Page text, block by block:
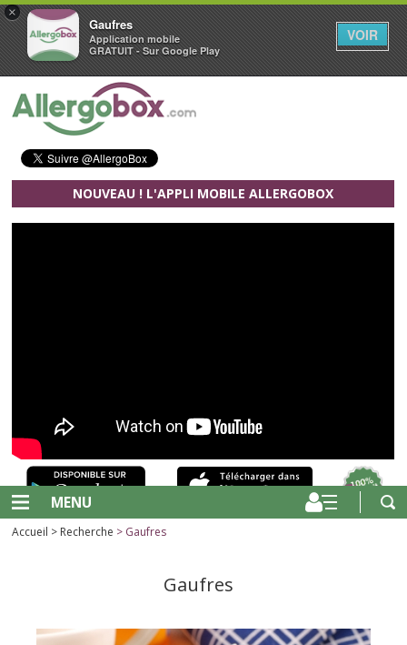
×
Gaufres
Application mobile
GRATUIT - Sur Google Play
VOIR
Aller au contenu principal
NOUVEAU ! L'APPLI MOBILE ALLERGOBOX
MENU
Accueil > Recherche > Gaufres
Gaufres